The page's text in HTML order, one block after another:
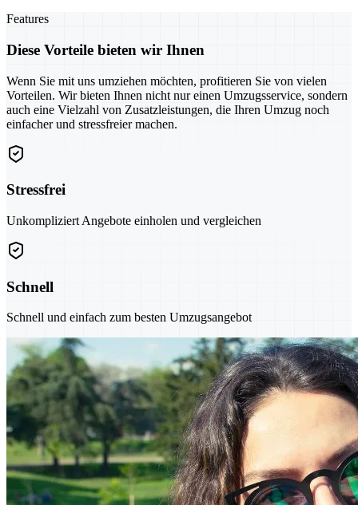
Features
Diese Vorteile bieten wir Ihnen
Wenn Sie mit uns umziehen möchten, profitieren Sie von vielen
Vorteilen. Wir bieten Ihnen nicht nur einen Umzugsservice, sondern
auch eine Vielzahl von Zusatzleistungen, die Ihren Umzug noch
einfacher und stressfreier machen.
Stressfrei
Unkompliziert Angebote einholen und vergleichen
Schnell
Schnell und einfach zum besten Umzugsangebot